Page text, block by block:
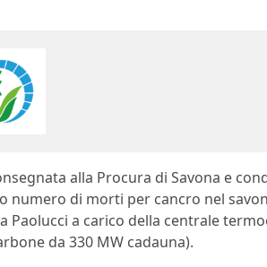
alla Procura di Savona e
numero di morti per cancro nel
Paolucci a carico della centrale
da 330 MW cadauna).